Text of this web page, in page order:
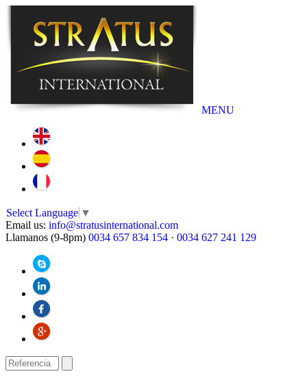
MENU
Select Language ▼
Email us: info@stratusinternational.com
Llamanos (9-8pm) 0034 657 834 154 · 0034 627 241 129